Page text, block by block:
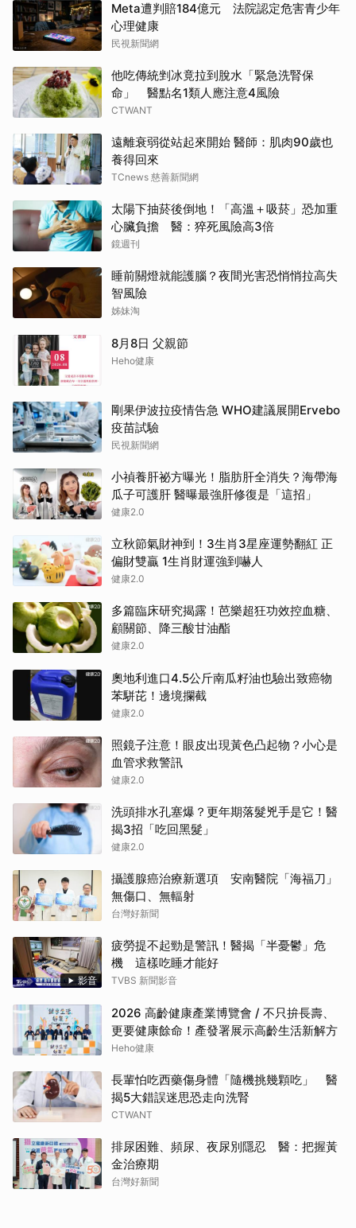
Meta遭判賠184億元 法院認定危害青少年
心理健康
民視新聞網
他吃傳統剉冰竟拉到脫水「緊急洗腎保
命」 醫點名1類人應注意4風險
CTWANT
遠離衰弱從站起來開始 醫師：肌肉90歲也
養得回來
TCnews 慈善新聞網
太陽下抽菸後倒地！「高溫＋吸菸」恐加重
心臟負擔 醫：猝死風險高3倍
鏡週刊
睡前關燈就能護腦？夜間光害恐悄悄拉高失
智風險
姊妹淘
8月8日 父親節
Heho健康
剛果伊波拉疫情告急 WHO建議展開Ervebo
疫苗試驗
民視新聞網
小禎養肝祕方曝光！脂肪肝全消失？海帶海
瓜子可護肝 醫曝最強肝修復是「這招」
健康2.0
立秋節氣財神到！3生肖3星座運勢翻紅 正
偏財雙贏 1生肖財運強到嚇人
健康2.0
多篇臨床研究揭露！芭樂超狂功效控血糖、
顧關節、降三酸甘油酯
健康2.0
奧地利進口4.5公斤南瓜籽油也驗出致癌物
苯駢芘！邊境攔截
健康2.0
照鏡子注意！眼皮出現黃色凸起物？小心是
血管求救警訊
健康2.0
洗頭排水孔塞爆？更年期落髮兇手是它！醫
揭3招「吃回黑髮」
健康2.0
攝護腺癌治療新選項 安南醫院「海福刀」
無傷口、無輻射
台灣好新聞
影音
疲勞提不起勁是警訊！醫揭「半憂鬱」危
機 這樣吃睡才能好
TVBS 新聞影音
2026 高齡健康產業博覽會 / 不只拚長壽、
更要健康餘命！產發署展示高齡生活新解方
Heho健康
長輩怕吃西藥傷身體「隨機挑幾顆吃」 醫
揭5大錯誤迷思恐走向洗腎
CTWANT
排尿困難、頻尿、夜尿別隱忍 醫：把握黃
金治療期
台灣好新聞